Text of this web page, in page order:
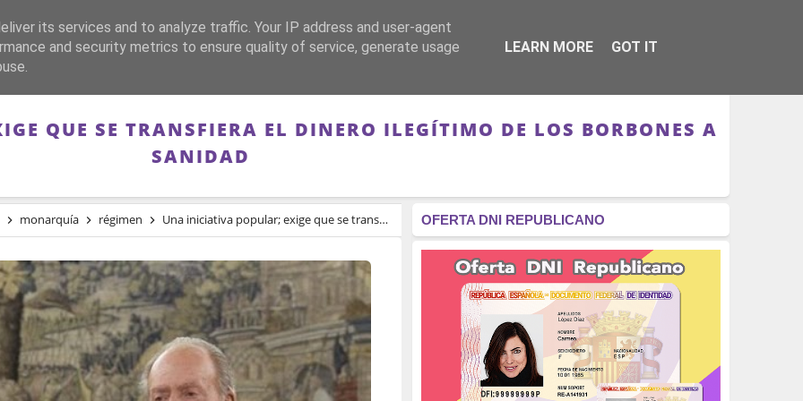
FRANQUISMO GUERRA DE ESPAÑA MEMORIA RÉGIMEN - MONARQUÍA
QUE SE TRANSFIERA EL DINERO ILEGÍTIMO DE LOS BORBONES A
SANIDAD
monarquía régimen Una iniciativa popular; exige que se transfiera el dinero ilegítimo de los borbones a Sanidad OFERTA DNI REPUBLICANO
its services and to analyze traffic. Your IP address and user-agent
and security metrics to ensure quality of service, generate usage
LEARN MORE GOT IT